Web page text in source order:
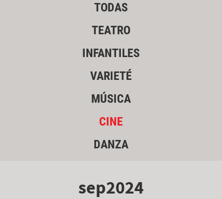
TODAS
TEATRO
INFANTILES
VARIETÉ
MÚSICA
CINE
DANZA
sep2024